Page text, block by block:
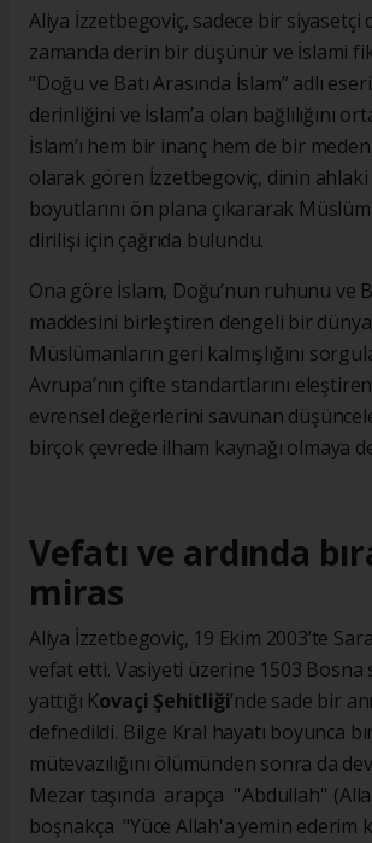
Aliya İzzetbegoviç, sadece bir siyasetçi
zamanda derin bir düşünür ve İslami
“Doğu ve Batı Arasında İslam” adlı
derinliğini ve İslam’a olan bağlılığını
İslam’ı hem bir inanç hem de bir
olarak gören İzzetbegoviç, dinin
boyutlarını ön plana çıkararak
dirilişi için çağrıda bulundu.
Ona göre İslam, Doğu’nun ruhunu ve
maddesini birleştiren dengeli bir
Müslümanların geri kalmışlığını
Avrupa’nın çifte standartlarını eleştiren
evrensel değerlerini savunan
birçok çevrede ilham kaynağı olmaya
Vefatı ve ardında
miras
Aliya İzzetbegoviç, 19 Ekim 2003’te
vefat etti. Vasiyeti üzerine 1503 Bosna
yattığı Kovaçi Şehitliği’nde sade bir
defnedildi. Bilge Kral hayatı boyunca
mütevazılığını ölümünden sonra da
Mezar taşında arapça ''Abdullah''
boşnakça "Yüce Allah'a yemin ederim